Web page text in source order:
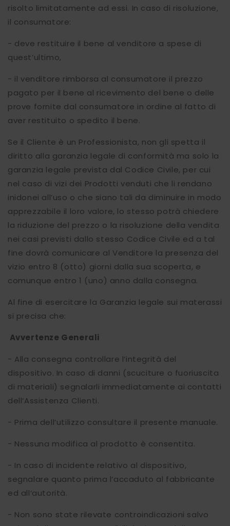
risolto limitatamente ad essi. In caso di risoluzione,
il consumatore:
- deve restituire il bene al venditore a spese di
quest’ultimo,
- il venditore rimborsa al consumatore il prezzo
pagato per il bene al ricevimento del bene o delle
prove fornite dal consumatore in ordine al fatto di
aver restituito o spedito il bene.
Se il Cliente è un Professionista, non gli spetta il
diritto alla garanzia legale di conformità ma solo la
garanzia legale prevista dal Codice Civile, per cui
nel caso di vizi dei Prodotti venduti che li rendano
inidonei all’uso o che siano tali da diminuire in modo
apprezzabile il loro valore, lo stesso potrà chiedere
la riduzione del prezzo o la risoluzione della vendita
nei casi previsti dallo stesso Codice Civile ed a tal
fine dovrà comunicare al Venditore la presenza del
vizio entro 8 (otto) giorni dalla sua scoperta, e
comunque entro 1 (uno) anno dalla consegna.
Al fine di esercitare la Garanzia legale sui materassi
si precisa che:
Avvertenze Generali
- Alla consegna controllare l‘integrità del
dispositivo. In caso di danni (scuciture o fuoriuscita
di materiali) segnalarli immediatamente ai contatti
dell‘Assistenza Clienti.
- Prima dell‘utilizzo consultare il presente manuale.
- Nessuna modifica al prodotto è consentita.
- In caso di incidente relativo al dispositivo,
segnalare quanto prima l‘accaduto al fabbricante
ed all‘autorità.
- Non sono state rilevate controindicazioni salvo